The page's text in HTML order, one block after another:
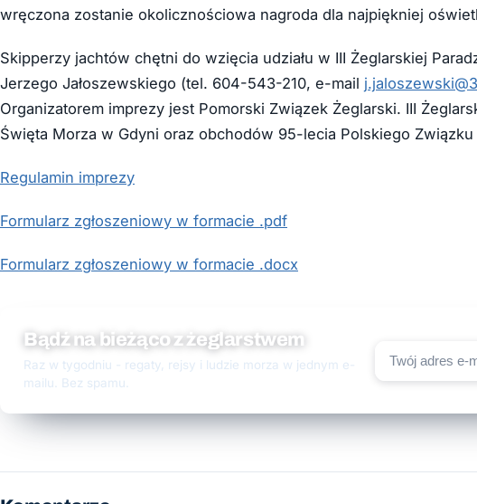
wręczona zostanie okolicznościowa nagroda dla najpiękniej
Skipperzy jachtów chętni do wzięcia udziału w III Żeglarskiej
Jerzego Jałoszewskiego (tel. 604-543-210, e-mail
Organizatorem imprezy jest Pomorski Związek Żeglarski. III
Święta Morza w Gdyni oraz obchodów 95-lecia Polskiego
Regulamin imprezy
Formularz zgłoszeniowy w formacie .pdf
Formularz zgłoszeniowy w formacie .docx
Bądź na bieżąco z żeglarstwem
Raz w tygodniu - regaty, rejsy i ludzie morza w jednym e-
mailu. Bez spamu.